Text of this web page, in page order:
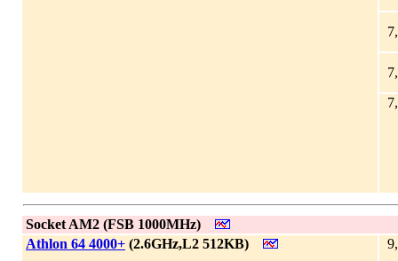
Socket AM2 (FSB 1000MHz)
Athlon 64 4000+ (2.6GHz,L2 512KB)